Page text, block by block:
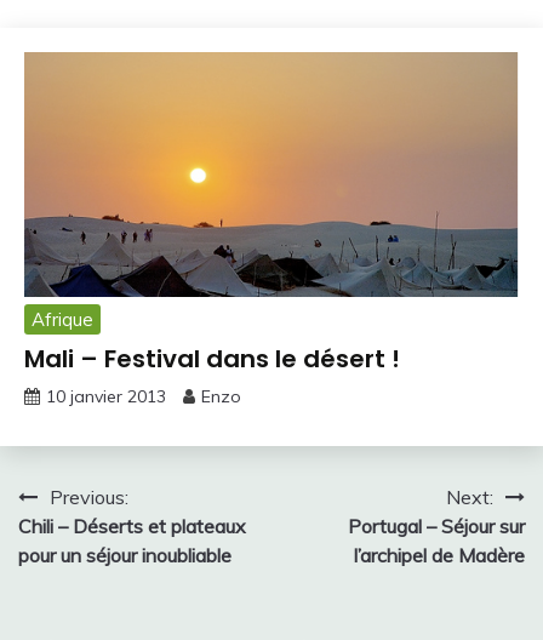
Afrique
Mali – Festival dans le désert !
10 janvier 2013 Enzo
Navigation
de
Previous:
Chili – Déserts et plateaux
pour un séjour inoubliable
Next:
Portugal – Séjour sur
l’archipel de Madère